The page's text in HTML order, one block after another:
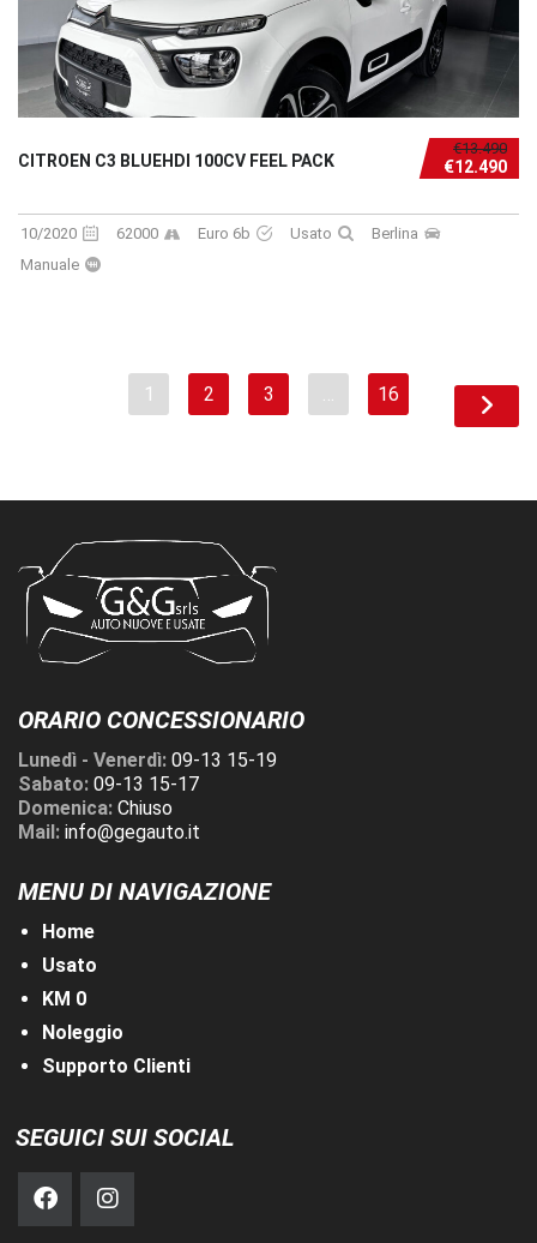
€13.490
€12.490
CITROEN C3 BLUEHDI 100CV FEEL PACK
10/2020 62000 Euro 6b Usato
Berlina
Manuale
1 2 3 … 16
ORARIO CONCESSIONARIO
Lunedì - Venerdì: 09-13 15-19
Sabato: 09-13 15-17
Domenica: Chiuso
Mail: info@gegauto.it
MENU DI NAVIGAZIONE
Home
Usato
KM 0
Noleggio
Supporto Clienti
SEGUICI SUI SOCIAL